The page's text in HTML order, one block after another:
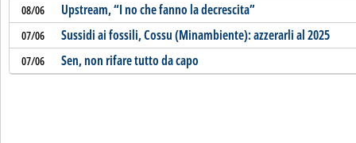
08/06 Upstream, “I no che fanno la decrescita”
07/06 Sussidi ai fossili, Cossu (Minambiente): azzerarli al 2025
07/06 Sen, non rifare tutto da capo